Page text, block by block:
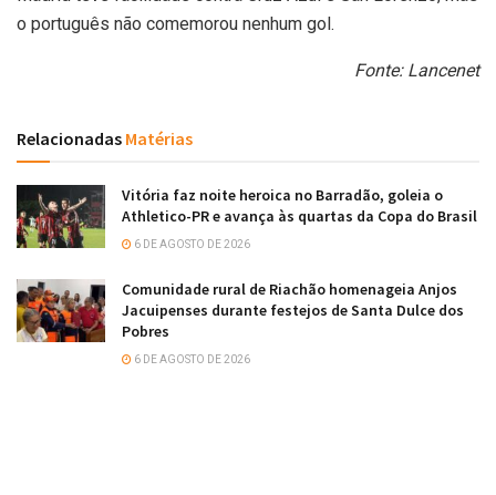
o português não comemorou nenhum gol.
Fonte: Lancenet
Relacionadas Matérias
Vitória faz noite heroica no Barradão, goleia o
Athletico-PR e avança às quartas da Copa do Brasil
6 DE AGOSTO DE 2026
Comunidade rural de Riachão homenageia Anjos
Jacuipenses durante festejos de Santa Dulce dos
Pobres
6 DE AGOSTO DE 2026